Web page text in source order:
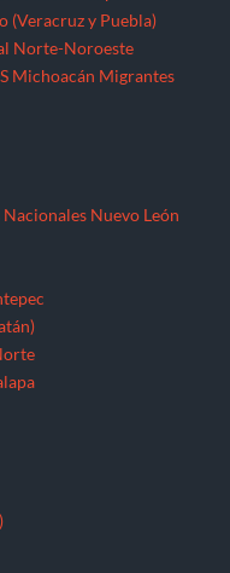
(Veracruz y Puebla)
Norte-Noroeste
Michoacán Migrantes
Nuevo León